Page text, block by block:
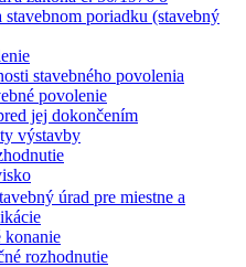
poriadku (stavebný
stavebného povolenia
povolenie
jej dokončením
výstavby
úrad pre miestne a
konanie
rozhodnutie